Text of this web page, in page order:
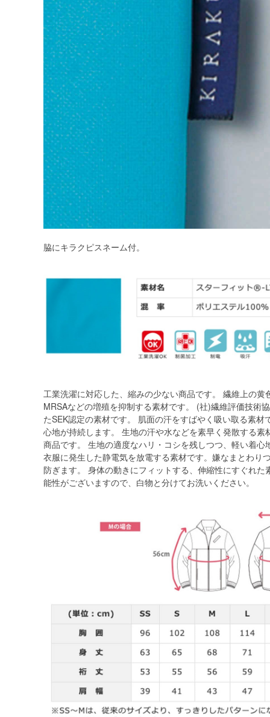
脇にキラクピスネーム付。
工業洗濯に対応した、縮みの少ない商品です。 繊維上の黄
MRSAなどの増殖を抑制する素材です。 (社)繊維評価技術
たSEK認定の素材です。 肌面の汗をすばやく吸い取る素材
心地が持続します。 生地の汗や水などを素早く発散する素
商品です。 生地の適度なハリ・コシを残しつつ、軽い着心
衣服に発生した静電気を放電する素材です。嫌なまとわり
防ぎます。 身体の動きにフィットする、伸縮性にすぐれた
能性がございますので、白物と分けてお洗いください。